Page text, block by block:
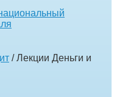
/ Лекции Деньги и